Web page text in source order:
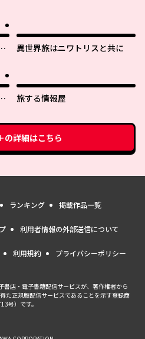
異世界旅はニワトリスと共に
旅する情報屋
の詳細はこちら
ランキング 掲載作品一覧
利用者情報の外部送信について
利用規約 プライバシーポリシー
書店・電子書籍配信サービスが、著作権者から
た正規版配信サービスであることを示す登録商
号）です。